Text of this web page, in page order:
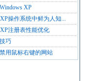
XP
操作系统中鲜为人知...
注册表性能优化
巧
用鼠标右键的网站